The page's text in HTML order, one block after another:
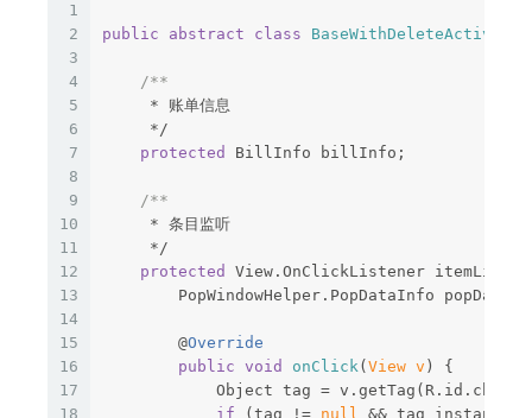
1
2
3
4
5
6
7
8
9
10
11
12
13
14
15
16
17
18
public abstract class BaseWithDeleteActivity
/**
     * 账单信息
     */
protected
BillInfo billInfo;
/**
     * 条目监听
     */
protected
View.OnClickListener
PopWindowHelper.PopDataInfo
        @
Override
public void onClick( View v ) {
Object tag =
if (tag != null && tag instanceof